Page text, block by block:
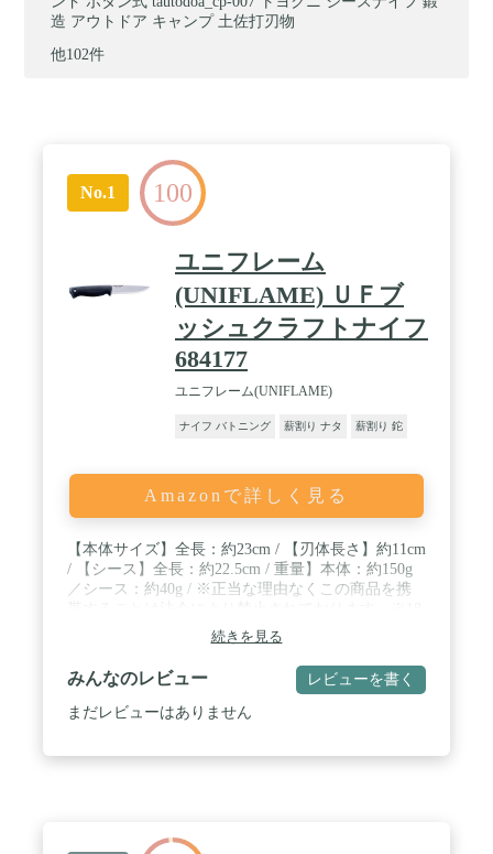
造 アウトドア キャンプ 土佐打刃物
他102件
No.1 100
ユニフレーム
(UNIFLAME) ＵＦブ
ッシュクラフトナイフ
684177
ユニフレーム(UNIFLAME)
ナイフ バトニング 薪割り ナタ 薪割り 鉈
Amazonで詳しく見る
【本体サイズ】全長：約23cm / 【刃体長さ】約11cm
/ 【シース】全長：約22.5cm / 重量】本体：約150g
／シース：約40g / ※正当な理由なくこの商品を携
歳未満の方はこの商品を購入しないようお願いしま
続きを見る
みんなのレビュー レビューを書く
まだレビューはありません